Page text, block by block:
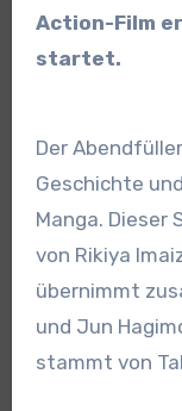
Action-Film
startet.
Der
Geschichte
Manga.
von Rikiya
übernimmt
und Jun
stammt von